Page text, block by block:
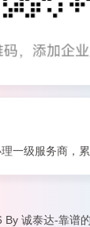
一级服务商，
诚泰达-靠谱